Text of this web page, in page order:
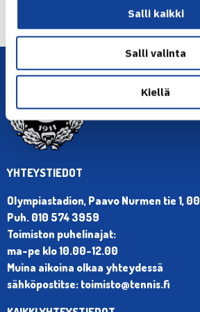
Salli kaikki
Salli valinta
Kiellä
YHTEYSTIEDOT
Olympiastadion, Paavo Nurmen tie 1,
Puh. 010 574 3959
Toimiston puhelinajat:
ma-pe klo 10.00-12.00
Muina aikoina olkaa yhteydessä
sähköpostitse: toimisto@tennis.fi